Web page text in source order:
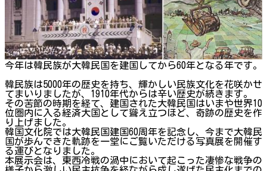
今年は韓民族が大韓民国を建国してから60年となる年です。
韓民族は5000年の歴史を持ち、輝かしい民族文化を花咲かせ
てまいりましたが、1910年代からは辛い歴史が続きます。
その苦節の時期を経て、建国された大韓民国はいまや世界10
位圏内に入る経済大国として聳え立つほど、奇跡の歴史を作
り上げました。
韓国文化院では大韓民国建国60周年を記念し、今まで大韓民
国が歩んできた軌跡を一堂にご覧いただける写真展を開催す
る運びとなりました。
本展示会は、東西冷戦の渦中において起こった凄惨な戦争の